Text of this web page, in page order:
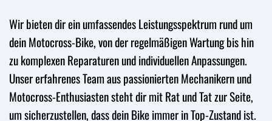
Wir bieten dir ein umfassendes Leistungsspektrum rund um
dein Motocross-Bike, von der regelmäßigen Wartung bis hin
zu komplexen Reparaturen und individuellen Anpassungen.
Unser erfahrenes Team aus passionierten Mechanikern und
Motocross-Enthusiasten steht dir mit Rat und Tat zur Seite,
um sicherzustellen, dass dein Bike immer in Top-Zustand ist.